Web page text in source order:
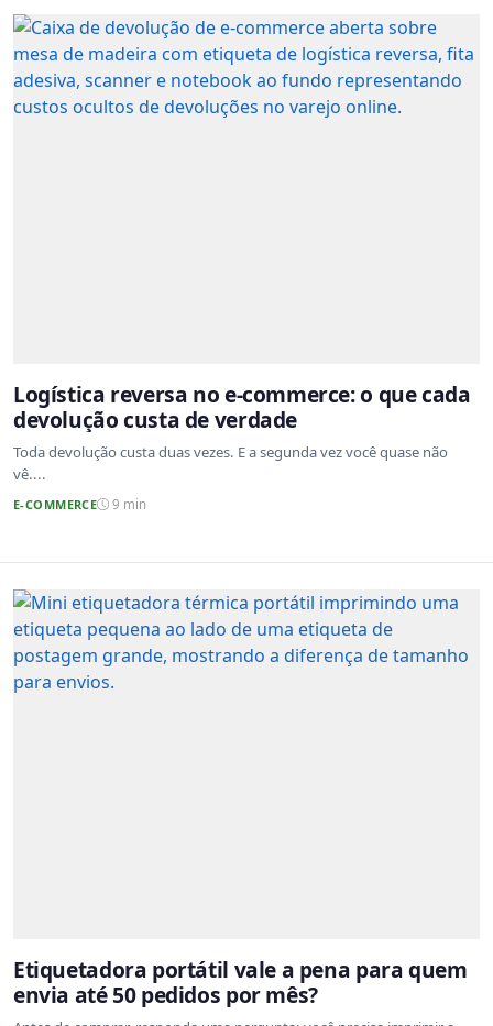
Logística reversa no e-commerce: o que cada
devolução custa de verdade
Toda devolução custa duas vezes. E a segunda vez você quase não
vê....
E-COMMERCE 9 min
Etiquetadora portátil vale a pena para quem
envia até 50 pedidos por mês?